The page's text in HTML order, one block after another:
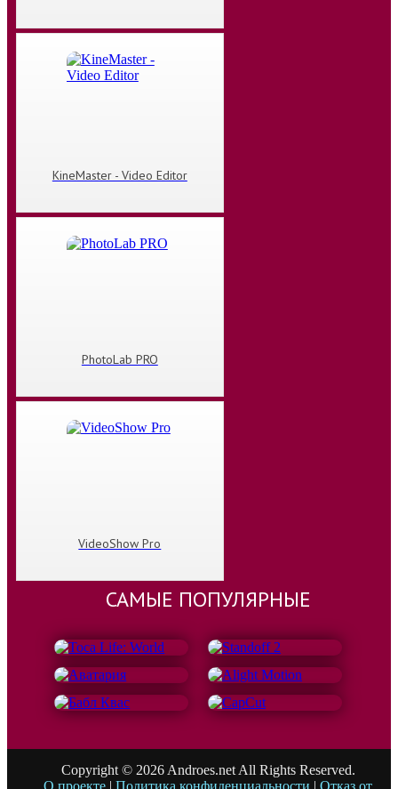
KineMaster - Video Editor
PhotoLab PRO
VideoShow Pro
САМЫЕ ПОПУЛЯРНЫЕ
Copyright © 2026 Androes.net All Rights Reserved.
О проекте | Политика конфиденциальности | Отказ от